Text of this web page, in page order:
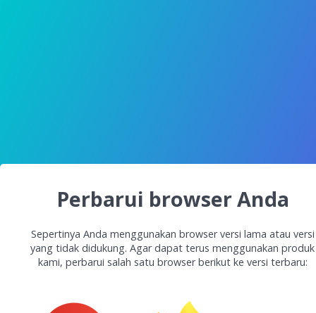
Perbarui browser Anda
Sepertinya Anda menggunakan browser versi lama atau versi
yang tidak didukung. Agar dapat terus menggunakan produk
kami, perbarui salah satu browser berikut ke versi terbaru: